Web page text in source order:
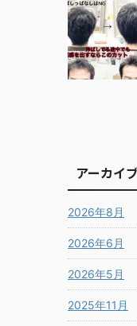
アーカイ
2026年8月
2026年6月
2026年5月
2025年11月